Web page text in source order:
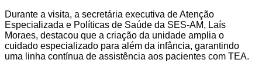
Durante a visita, a secretária executiva de Atenção
Especializada e Políticas de Saúde da SES-AM, Laís
Moraes, destacou que a criação da unidade amplia o
cuidado especializado para além da infância, garantindo
uma linha contínua de assistência aos pacientes com TEA.